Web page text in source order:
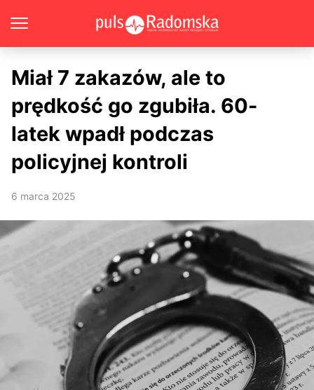
Miał 7 zakazów, ale to
prędkość go zgubiła. 60-
latek wpadł podczas
policyjnej kontroli
6 marca 2025